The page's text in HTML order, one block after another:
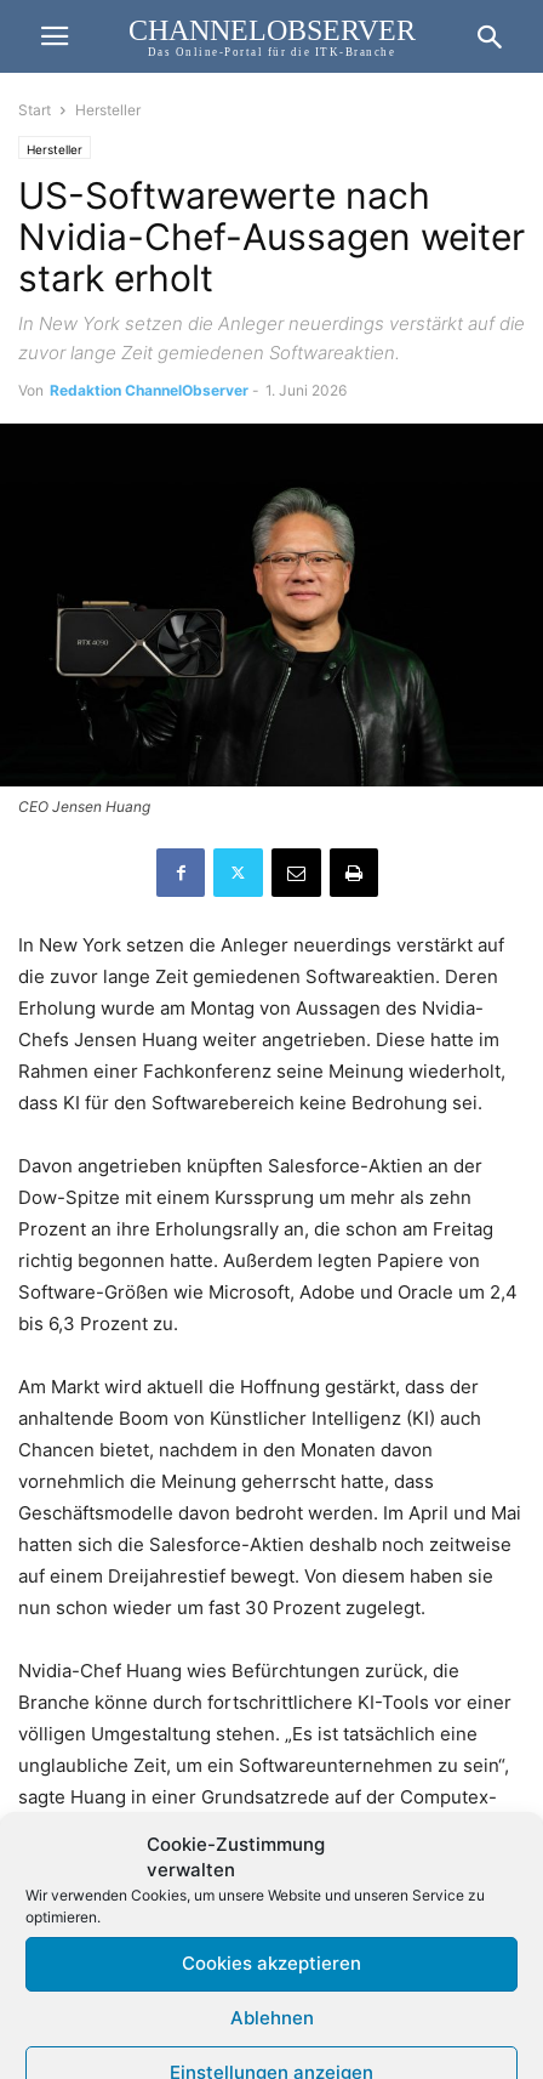
Cookie-Zustimmung
verwalten
Wir verwenden Cookies, um unsere Website und unseren Service zu
optimieren.
Cookies akzeptieren
Ablehnen
Einstellungen anzeigen
CHANNELOBSERVER
Das Online-Portal für die ITK-Branche
Start Hersteller
Hersteller
US-Softwarewerte nach
Nvidia-Chef-Aussagen weiter
stark erholt
In New York setzen die Anleger neuerdings verstärkt auf die
zuvor lange Zeit gemiedenen Softwareaktien.
Von Redaktion ChannelObserver - 1. Juni 2026
CEO Jensen Huang
In New York setzen die Anleger neuerdings verstärkt auf
die zuvor lange Zeit gemiedenen Softwareaktien. Deren
Erholung wurde am Montag von Aussagen des Nvidia-
Chefs Jensen Huang weiter angetrieben. Diese hatte im
Rahmen einer Fachkonferenz seine Meinung wiederholt,
dass KI für den Softwarebereich keine Bedrohung sei.
Davon angetrieben knüpften Salesforce-Aktien an der
Dow-Spitze mit einem Kurssprung um mehr als zehn
Prozent an ihre Erholungsrally an, die schon am Freitag
richtig begonnen hatte. Außerdem legten Papiere von
Software-Größen wie Microsoft, Adobe und Oracle um 2,4
bis 6,3 Prozent zu.
Am Markt wird aktuell die Hoffnung gestärkt, dass der
anhaltende Boom von Künstlicher Intelligenz (KI) auch
Chancen bietet, nachdem in den Monaten davon
vornehmlich die Meinung geherrscht hatte, dass
Geschäftsmodelle davon bedroht werden. Im April und Mai
hatten sich die Salesforce-Aktien deshalb noch zeitweise
auf einem Dreijahrestief bewegt. Von diesem haben sie
nun schon wieder um fast 30 Prozent zugelegt.
Nvidia-Chef Huang wies Befürchtungen zurück, die
Branche könne durch fortschrittlichere KI-Tools vor einer
völligen Umgestaltung stehen. „Es ist tatsächlich eine
unglaubliche Zeit, um ein Softwareunternehmen zu sein“,
sagte Huang in einer Grundsatzrede auf der Computex-
positionierte sich konträr zur Annahme, dass
Softwareunternehmen wegen der agentischen KI vom
Markt verschwinden werden.